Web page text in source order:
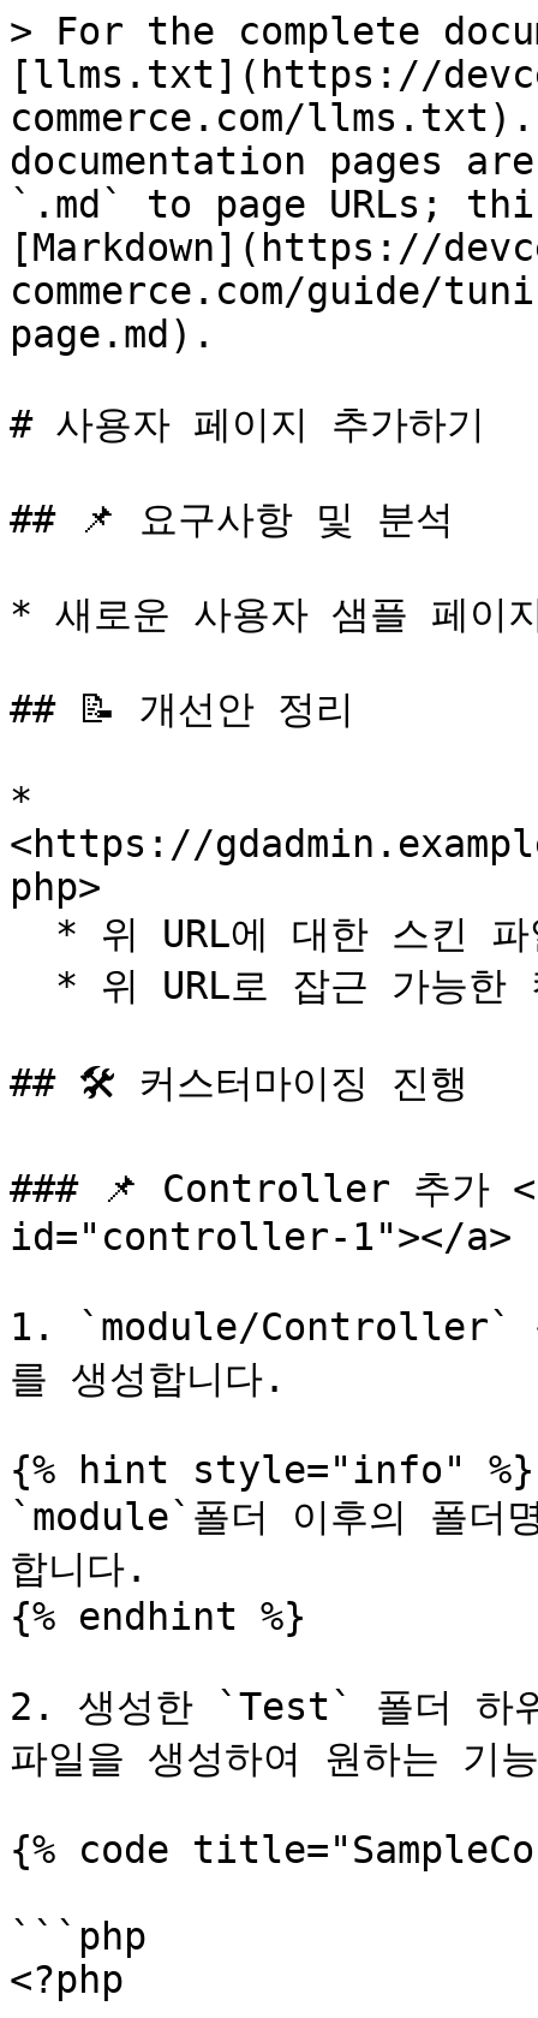
> For the complete
[llms.txt](https://
commerce.com/
documentation pages
`.md` to page URLs;
[Markdown](https://
commerce.com/guide/
page.md).
# 사용자 페이지 추가하기
## 📌 요구사항 및 분석
* 새로운 사용자 샘플 페이
## 📝 개선안 정리
*
<https://
php>
## 🛠️ 커스터마이징 진행
### 📌 Controller 추가
id="controller-1"></a>
1. `module/Controller`
를 생성합니다.
{% hint style="info" %}
`module`폴더 이후의 폴더
합니다.
{% endhint %}
2. 생성한 `Test` 폴더 하
파일을 생성하여 원하는 기
{% code
```php
<?php